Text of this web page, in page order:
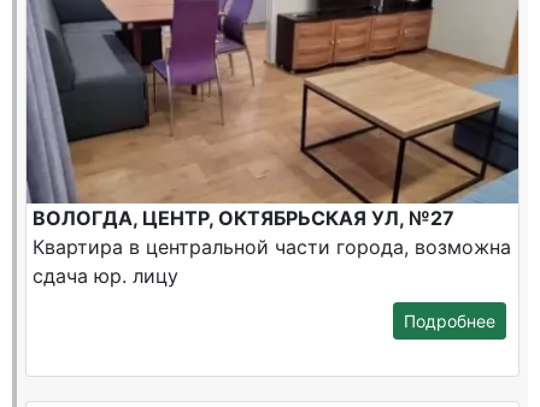
ВОЛОГДА, ЦЕНТР, ОКТЯБРЬСКАЯ УЛ, №27
Квартира в центральной части города, возможна
сдача юр. лицу
Подробнее